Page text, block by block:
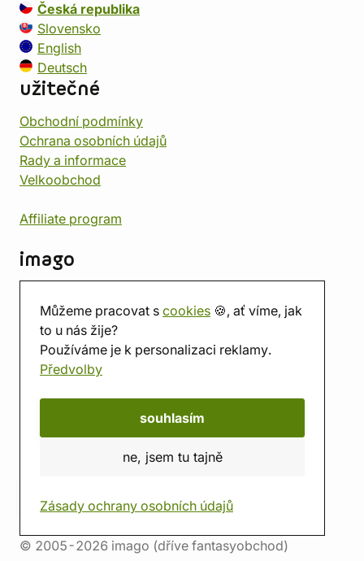
Můžeme pracovat s cookies 🍪, ať víme, jak
to u nás žije?
Používáme je k personalizaci reklamy.
Předvolby
souhlasím
ne, jsem tu tajně
Zásady ochrany osobních údajů
Česká republika
Slovensko
English
Deutsch
užitečné
Obchodní podmínky
Ochrana osobních údajů
Rady a informace
Velkoobchod
Affiliate program
imago
Prodejna
Herna
O nás
Hodnocení obchodu
© 2005-2026 imago (dříve fantasyobchod)